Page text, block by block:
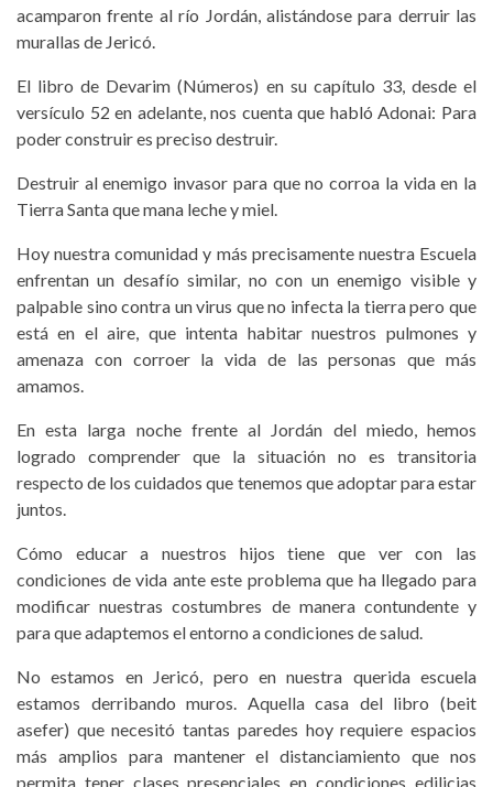
acamparon frente al río Jordán, alistándose para derruir las
murallas de Jericó.
El libro de Devarim (Números) en su capítulo 33, desde el
versículo 52 en adelante, nos cuenta que habló Adonai: Para
poder construir es preciso destruir.
Destruir al enemigo invasor para que no corroa la vida en la
Tierra Santa que mana leche y miel.
Hoy nuestra comunidad y más precisamente nuestra Escuela
enfrentan un desafío similar, no con un enemigo visible y
palpable sino contra un virus que no infecta la tierra pero que
está en el aire, que intenta habitar nuestros pulmones y
amenaza con corroer la vida de las personas que más
amamos.
En esta larga noche frente al Jordán del miedo, hemos
logrado comprender que la situación no es transitoria
respecto de los cuidados que tenemos que adoptar para estar
juntos.
Cómo educar a nuestros hijos tiene que ver con las
condiciones de vida ante este problema que ha llegado para
modificar nuestras costumbres de manera contundente y
para que adaptemos el entorno a condiciones de salud.
No estamos en Jericó, pero en nuestra querida escuela
estamos derribando muros. Aquella casa del libro (beit
asefer) que necesitó tantas paredes hoy requiere espacios
más amplios para mantener el distanciamiento que nos
permita tener clases presenciales en condiciones edilicias